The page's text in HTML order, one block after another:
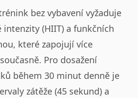
bez vybavení vyžaduje
(HIIT) a funkčních
které zapojují více
Pro dosažení
během 30 minut denně je
zátěže (45 sekund) a